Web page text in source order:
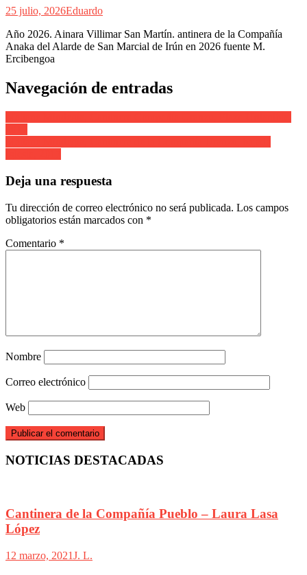
25 julio, 2026Eduardo
Año 2026. Ainara Villimar San Martín. antinera de la Compañía
Anaka del Alarde de San Marcial de Irún en 2026 fuente M.
Ercibengoa
Navegación de entradas
Deja una respuesta
Tu dirección de correo electrónico no será publicada. Los campos
obligatorios están marcados con *
Comentario *
Nombre
Correo electrónico
Web
NOTICIAS DESTACADAS
Cantinera de la Compañía Pueblo – Laura Lasa
López
12 marzo, 2021J. L.